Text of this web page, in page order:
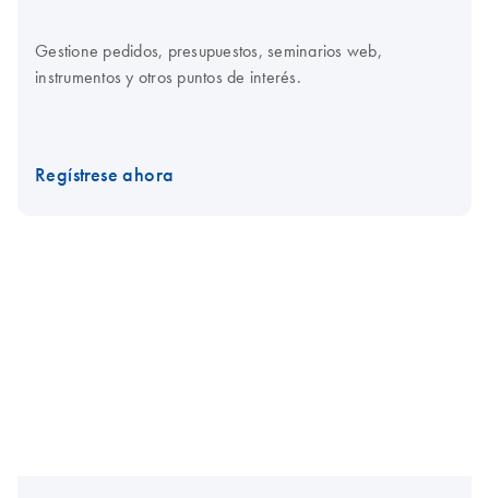
Gestione pedidos, presupuestos, seminarios web,
instrumentos y otros puntos de interés.
Regístrese ahora